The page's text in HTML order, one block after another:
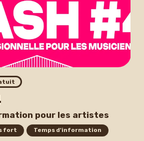
pour les artistes
fort Temps d'information